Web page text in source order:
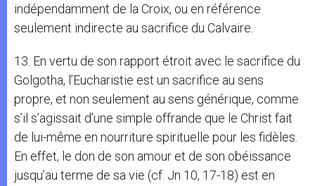
indépendamment de la Croix, ou en référence
seulement indirecte au sacrifice du Calvaire.
13. En vertu de son rapport étroit avec le sacrifice du
Golgotha, l’Eucharistie est un sacrifice au sens
propre, et non seulement au sens générique, comme
s’il s’agissait d’une simple offrande que le Christ fait
de lui-même en nourriture spirituelle pour les fidèles.
En effet, le don de son amour et de son obéissance
jusqu’au terme de sa vie (cf. Jn 10, 17-18) est en